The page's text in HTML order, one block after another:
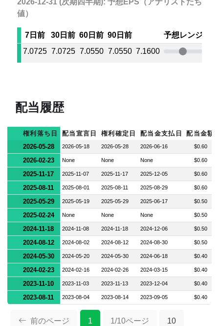
2026-12-31 (次期四半期): 予想EPS（アナリストたちの平
値）
7日前 30日前 60日前 90日前
予想レンジ
7.0725 7.0725 7.0550 7.0550 7.1600
配当履歴
権利落ち日 配当宣言日 権利確定日 配当金支払日
配当金額
2026-05-28
2026-05-18 2026-05-28 2026-06-16 $0.60
2026-02-23 None None None $0.60
2025-11-17 2025-11-07 2025-11-17 2025-12-05 $0.60
2025-08-11 2025-08-01 2025-08-11 2025-08-29 $0.60
2025-05-29 2025-05-19 2025-05-29 2025-06-17 $0.50
2025-02-24 None None None $0.50
2024-11-18 2024-11-08 2024-11-18 2024-12-06 $0.50
2024-08-12 2024-08-02 2024-08-12 2024-08-30 $0.50
2024-05-30 2024-05-20 2024-05-30 2024-06-18 $0.40
2024-02-23 2024-02-16 2024-02-26 2024-03-15 $0.40
2023-11-10 2023-11-03 2023-11-13 2023-12-04 $0.40
2023-08-11 2023-08-04 2023-08-14 2023-09-05 $0.40
前のページ 1 1/10ページ 10